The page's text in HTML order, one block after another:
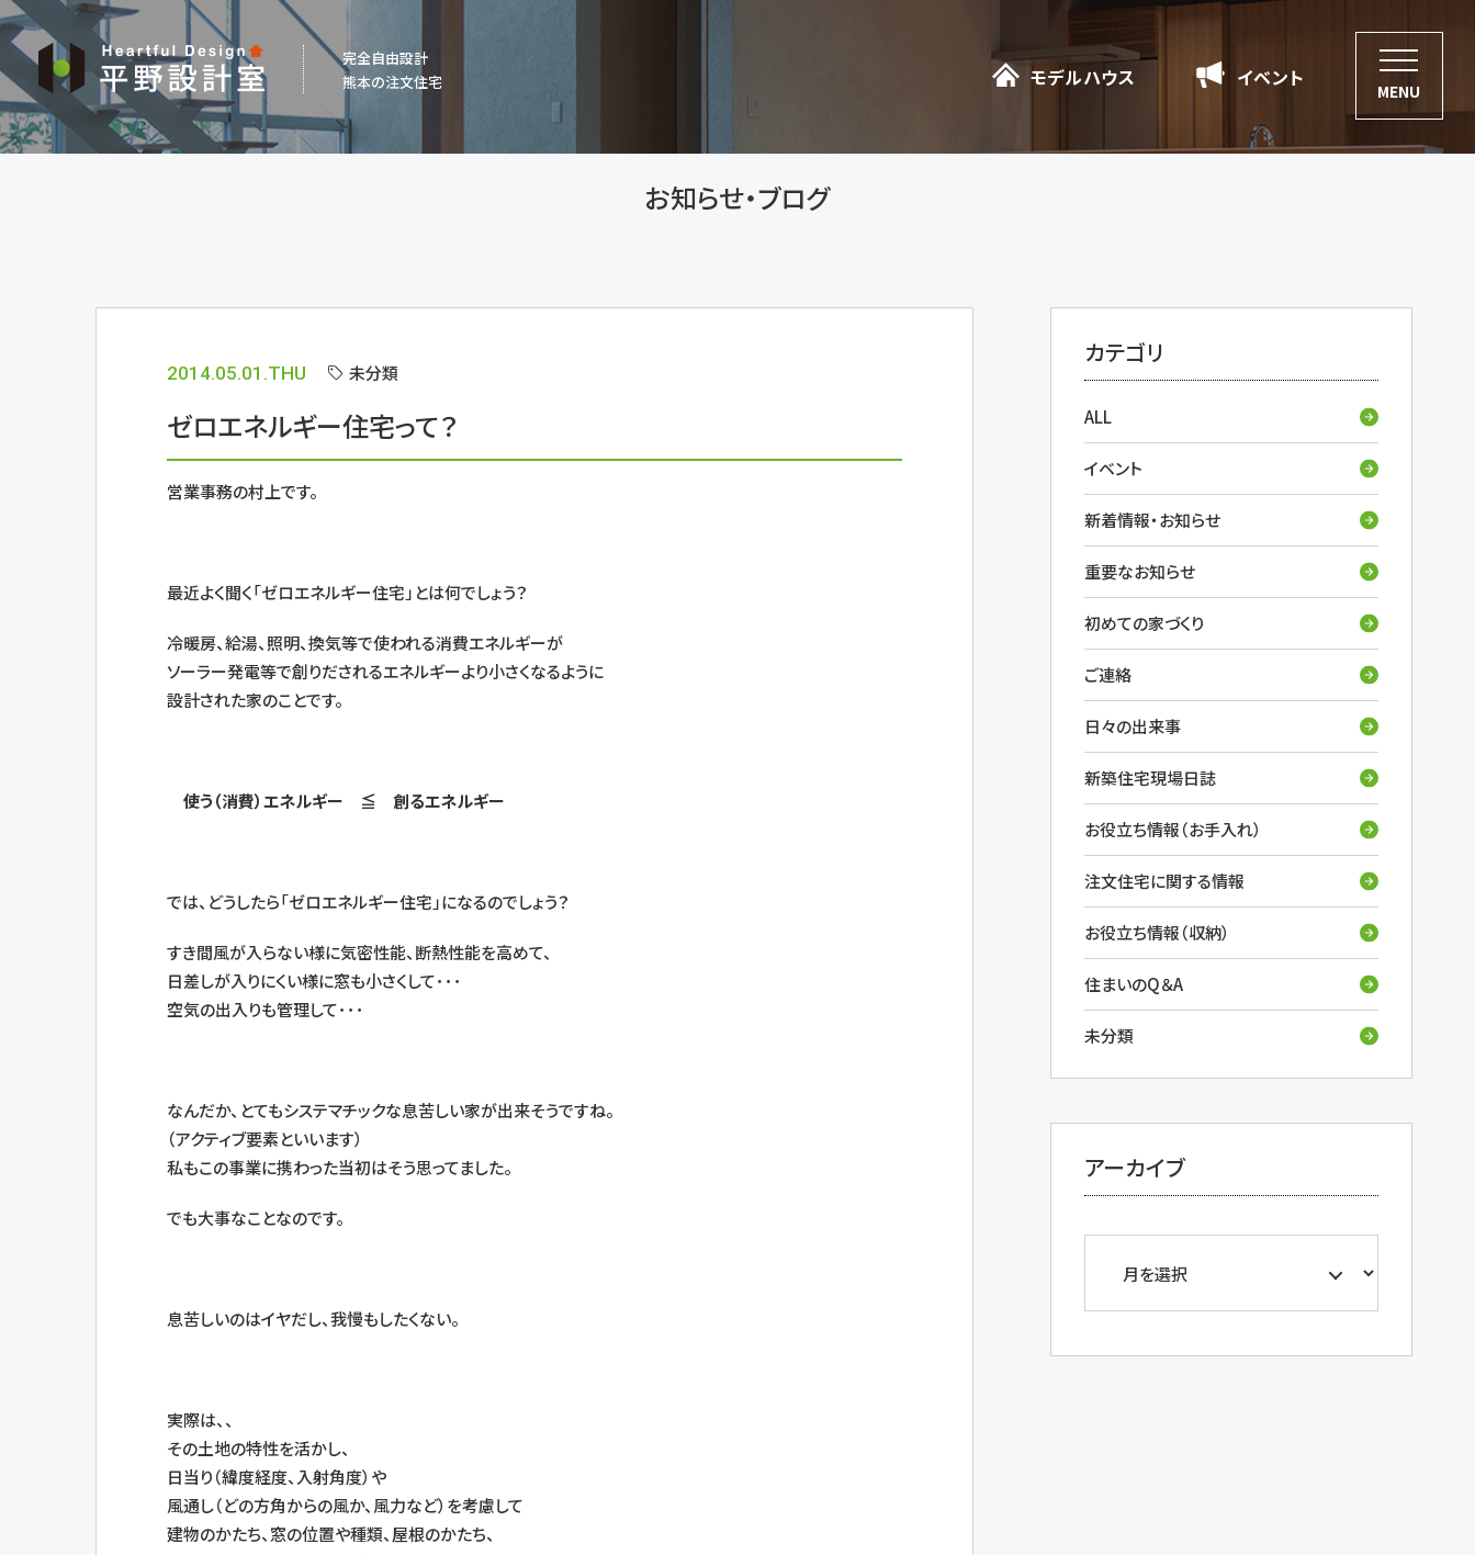
モデルハウス イベント
平
野
設
計
室
完全自由設計
熊本の注文住宅
モデルハウス イベント
MENU
お知らせ・ブログ
2014.05.01.THU 未分類
ゼロエネルギー住宅って？
営業事務の村上です。
最近よく聞く「ゼロエネルギー住宅」とは何でしょう？
冷暖房、給湯、照明、換気等で使われる消費エネルギーが
ソーラー発電等で創りだされるエネルギーより小さくなるように
設計された家のことです。
使う（消費）エネルギー ≦ 創るエネルギー
では、どうしたら「ゼロエネルギー住宅」になるのでしょう？
すき間風が入らない様に気密性能、断熱性能を高めて、
日差しが入りにくい様に窓も小さくして･･･
空気の出入りも管理して･･･
なんだか、とてもシステマチックな息苦しい家が出来そうですね。
（アクティブ要素といいます）
私もこの事業に携わった当初はそう思ってました。
でも大事なことなのです。
息苦しいのはイヤだし、我慢もしたくない。
実際は、、
その土地の特性を活かし、
日当り（緯度経度、入射角度）や
風通し（どの方角からの風か、風力など）を考慮して
建物のかたち、窓の位置や種類、屋根のかたち、
カテゴリ
ALL
イベント
新着情報・お知らせ
重要なお知らせ
初めての家づくり
ご連絡
日々の出来事
新築住宅現場日誌
お役立ち情報（お手入れ）
注文住宅に関する情報
お役立ち情報（収納）
住まいのQ＆A
未分類
アーカイブ